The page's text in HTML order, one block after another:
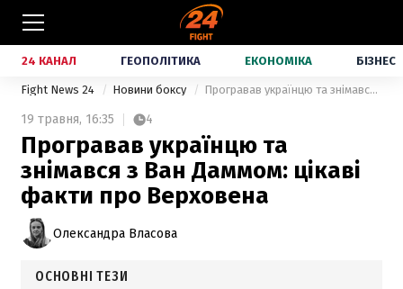
24 КАНАЛ ГЕОПОЛІТИКА ЕКОНОМІКА БІЗНЕС
Fight News 24 Новини боксу Програвав українцю та знімався з Ван Даммом: цікаві факти про Верховена
19 травня, 16:35 4
Програвав українцю та
знімався з Ван Даммом: цікаві
факти про Верховена
Олександра Власова
ОСНОВНІ ТЕЗИ